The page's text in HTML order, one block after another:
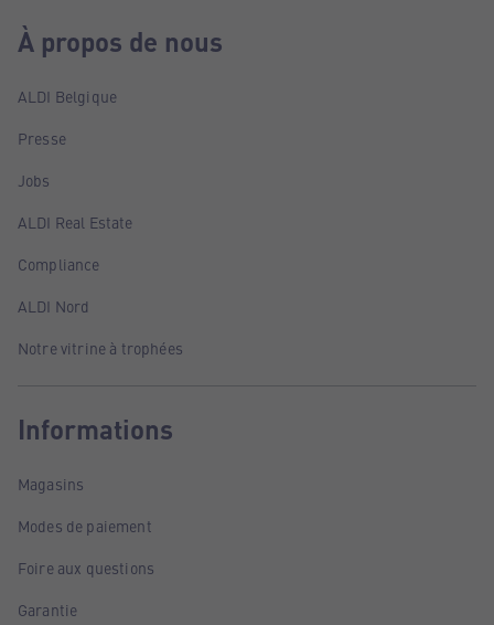
À propos de nous
ALDI Belgique
Presse
Jobs
ALDI Real Estate
Compliance
ALDI Nord
Notre vitrine à trophées
Informations
Magasins
Modes de paiement
Foire aux questions
Garantie